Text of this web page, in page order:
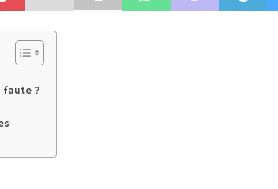
faute ?